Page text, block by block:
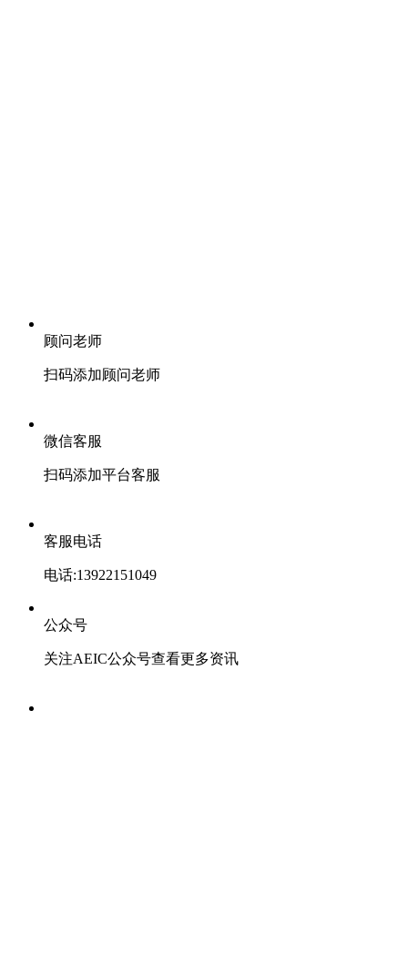
顾问老师
扫码添加顾问老师
微信客服
扫码添加平台客服
客服电话
电话:13922151049
公众号
关注AEIC公众号查看更多资讯